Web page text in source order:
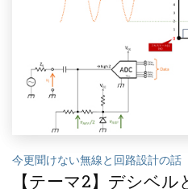
今更聞けない無線と回路設計の話
【テーマ2】デシベル